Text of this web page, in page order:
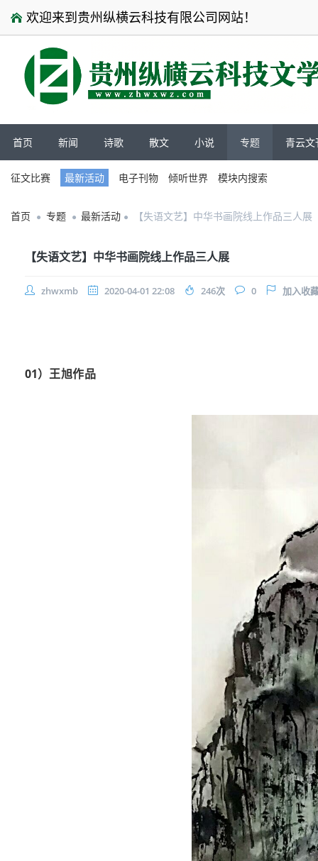
欢迎来到贵州纵横云科技有限公司网站！
首页 新闻 诗歌 散文 小说 专题 青云文
征文比赛 最新活动 电子刊物 倾听世界 模块内搜索
首页 专题 最新活动 【失语文艺】中华书画院线上作品三人展
【失语文艺】中华书画院线上作品三人展
zhwxmb 2020-04-01 22:08 246次 0 加入收
01） 王旭作品